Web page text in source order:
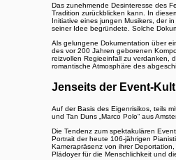
Das zunehmende Desinteresse des
Tradition zurückblicken kann. In
Initiative eines jungen Musikers, der
seiner Idee begründete. Solche
Als gelungene Dokumentation über
des vor 200 Jahren geborenen
reizvollen Regieeinfall zu verdanken,
romantische Atmosphäre des
Jenseits der Event-
Auf der Basis des Eigenrisikos, teils
und Tan Duns „Marco Polo“ aus
Die Tendenz zum spektakulären
Portrait der heute 106-jährigen
Kamerapräsenz von ihrer
Plädoyer für die Menschlichkeit und